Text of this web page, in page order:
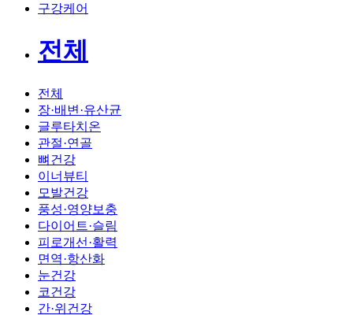
구강케어
전체
전체
장·배변·유산균
글루타치온
관절·연골
뼈건강
이너뷰티
모발건강
풍성·영양보충
다이어트·슬림
피로개선·활력
면역·항산화
눈건강
코건강
간·위건강